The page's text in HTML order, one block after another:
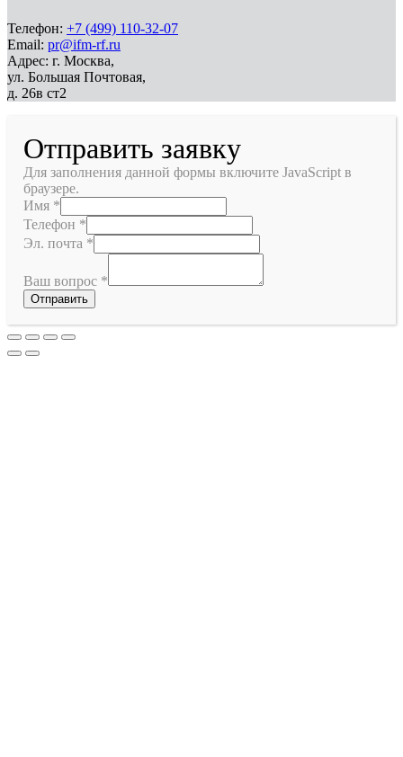
Телефон: +7 (499) 110-32-07
Email: pr@ifm-rf.ru
Адрес: г. Москва,
ул. Большая Почтовая,
д. 26в ст2
Отправить заявку
Для заполнения данной формы включите JavaScript в
браузере.
Имя *
Телефон *
Эл. почта *
Ваш вопрос *
Отправить